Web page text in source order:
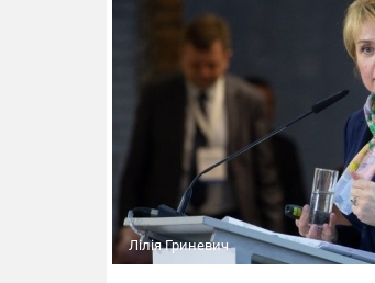
Лілія Гриневич